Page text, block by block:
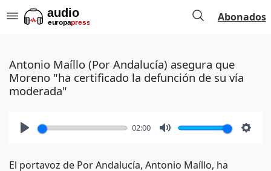
Abonados
Antonio Maíllo (Por Andalucía) asegura que
Moreno "ha certificado la defunción de su vía
moderada"
02:00
El portavoz de Por Andalucía, Antonio Maíllo, ha